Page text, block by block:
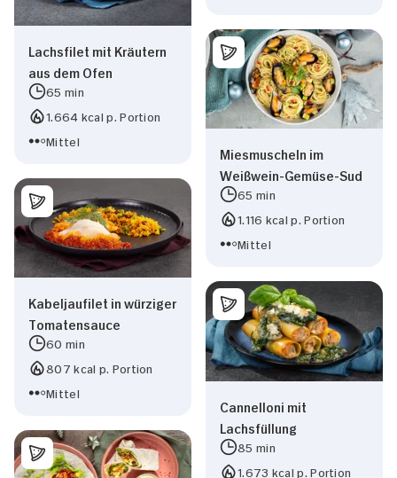
Lachsfilet mit Kräutern
aus dem Ofen
65 min
1.664 kcal p. Portion
Mittel
Kabeljaufilet in würziger
Tomatensauce
60 min
807 kcal p. Portion
Mittel
Miesmuscheln im
Weißwein-Gemüse-Sud
65 min
1.116 kcal p. Portion
Mittel
Cannelloni mit
Lachsfüllung
85 min
1.673 kcal p. Portion